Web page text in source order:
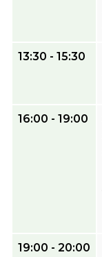
13:30 - 15:30
16:00 - 19:00
19:00 - 20:00